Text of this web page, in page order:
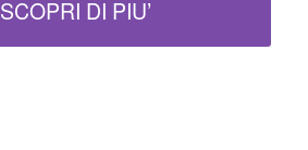
SCOPRI DI PIU’